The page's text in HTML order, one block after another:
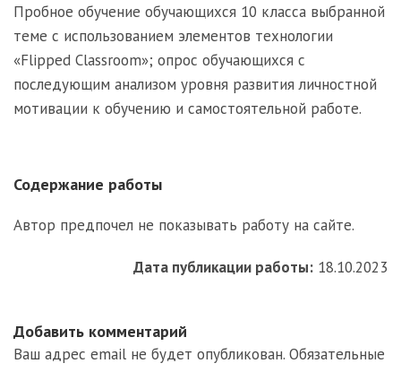
Пробное обучение обучающихся 10 класса выбранной
теме с использованием элементов технологии
«Flipped Classroom»; опрос обучающихся с
последующим анализом уровня развития личностной
мотивации к обучению и самостоятельной работе.
Содержание работы
Автор предпочел не показывать работу на сайте.
Дата публикации работы: 18.10.2023
Добавить комментарий
Ваш адрес email не будет опубликован. Обязательные